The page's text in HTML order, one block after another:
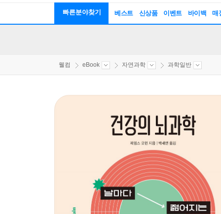
빠른분야찾기 베스트 신상품 이벤트 바이백 매
웰컴 eBook 자연과학 과학일반